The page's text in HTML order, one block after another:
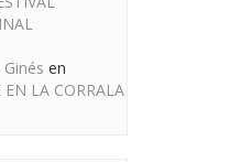
en
LA CORRALA